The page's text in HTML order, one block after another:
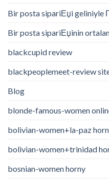
Bir posta sipariЕџi
Bir posta sipariЕџinin
blackcupid review
blackpeoplemeet-review
Blog
blonde-famous-women
bolivian-women+la-paz
bolivian-women+trinidad
bosnian-women horny